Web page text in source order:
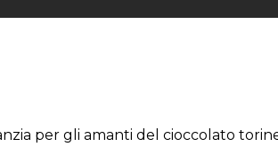
per gli amanti del cioccolato